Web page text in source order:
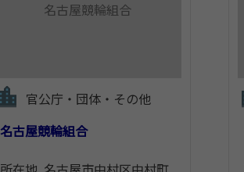
名古屋競輪組合
官公庁・団体・その他
名古屋競輪組合